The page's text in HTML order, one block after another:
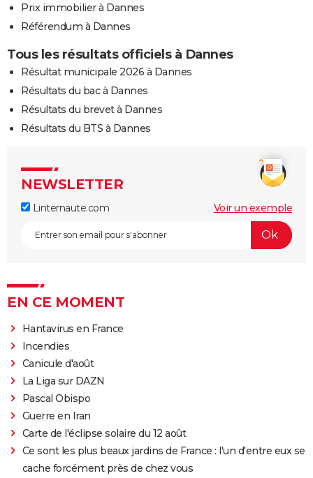
Prix immobilier à Dannes
Référendum à Dannes
Tous les résultats officiels à Dannes
Résultat municipale 2026 à Dannes
Résultats du bac à Dannes
Résultats du brevet à Dannes
Résultats du BTS à Dannes
NEWSLETTER
Linternaute.com Voir un exemple
EN CE MOMENT
Hantavirus en France
Incendies
Canicule d'août
La Liga sur DAZN
Pascal Obispo
Guerre en Iran
Carte de l'éclipse solaire du 12 août
Ce sont les plus beaux jardins de France : l'un d'entre eux se
cache forcément près de chez vous